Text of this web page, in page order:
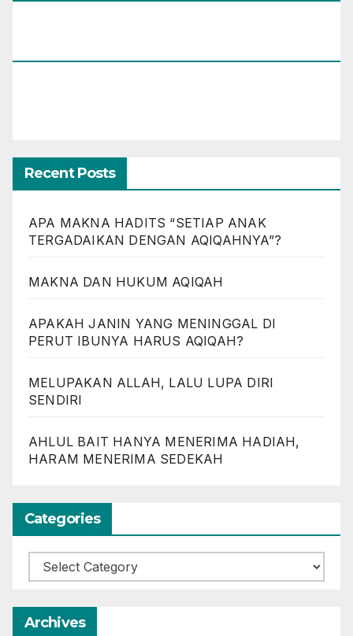
Recent Posts
APA MAKNA HADITS “SETIAP ANAK
TERGADAIKAN DENGAN AQIQAHNYA”?
MAKNA DAN HUKUM AQIQAH
APAKAH JANIN YANG MENINGGAL DI
PERUT IBUNYA HARUS AQIQAH?
MELUPAKAN ALLAH, LALU LUPA DIRI
SENDIRI
AHLUL BAIT HANYA MENERIMA HADIAH,
HARAM MENERIMA SEDEKAH
Categories
Categories
Archives